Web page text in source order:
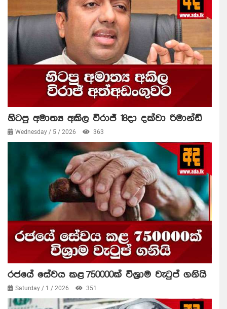
හිටපු අමාත්‍ය අකිල විරාජ් 18දා දක්වා රිමාන්ඩ්
Wednesday / 5 / 2026 363
රජයේ සේවය කළ 750000ක් විශ්‍රාම වැටුප් ගනියි
Saturday / 1 / 2026 351